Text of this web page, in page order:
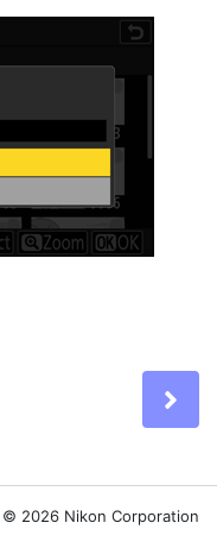
© 2026 Nikon Corporation